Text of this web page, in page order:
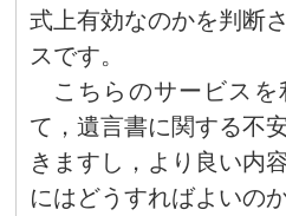
式上有効なのかを判断
スです。
こちらのサービス
て，遺言書に関する不
きますし，より良い内
にはどうすればよいの